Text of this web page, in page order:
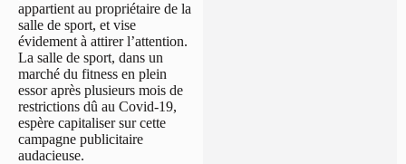
appartient au propriétaire de la
salle de sport, et vise
évidement à attirer l’attention.
La salle de sport, dans un
marché du fitness en plein
essor après plusieurs mois de
restrictions dû au Covid-19,
espère capitaliser sur cette
campagne publicitaire
audacieuse.